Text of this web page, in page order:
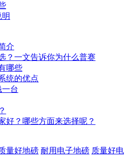
介
？一文告诉你为什么普赛
哪些
统的优点
台
好？哪些方面来选择呢？
量好地磅 耐用电子地磅 质量好电